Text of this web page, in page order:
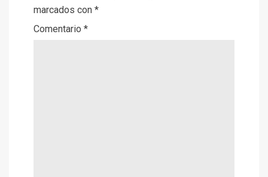
marcados con *
Comentario *